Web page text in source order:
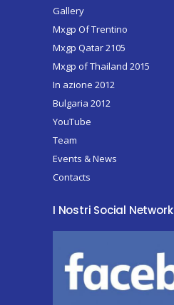
Gallery
Mxgp Of Trentino
Mxgp Qatar 2105
Mxgp of Thailand 2015
In azione 2012
Bulgaria 2012
YouTube
Team
Events & News
Contacts
I Nostri Social Network